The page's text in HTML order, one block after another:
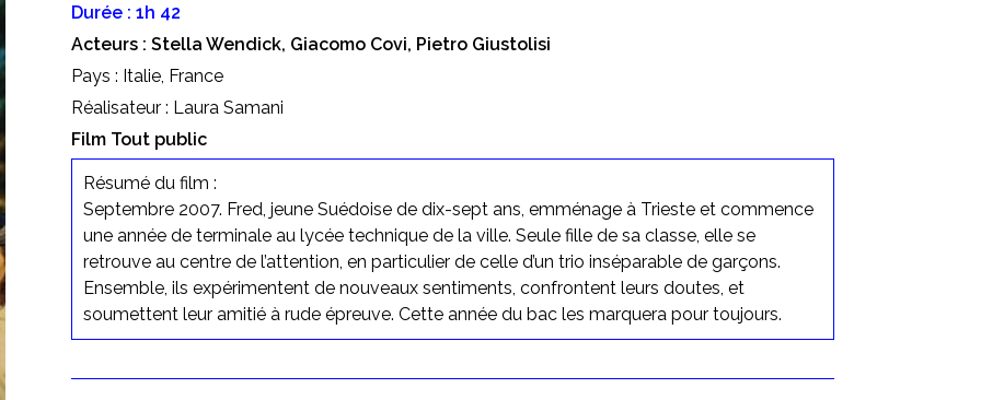
Durée : 1h 42
Acteurs : Stella Wendick, Giacomo Covi, Pietro Giustolisi
Pays : Italie, France
Réalisateur : Laura Samani
Film Tout public
Résumé du film :
Septembre 2007. Fred, jeune Suédoise de dix-sept ans, emménage à Trieste et commence
une année de terminale au lycée technique de la ville. Seule fille de sa classe, elle se
retrouve au centre de l’attention, en particulier de celle d’un trio inséparable de garçons.
Ensemble, ils expérimentent de nouveaux sentiments, confrontent leurs doutes, et
soumettent leur amitié à rude épreuve. Cette année du bac les marquera pour toujours.